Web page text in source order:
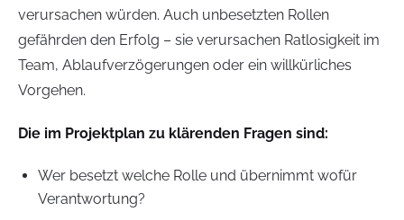
verursachen würden. Auch unbesetzten Rollen
gefährden den Erfolg – sie verursachen Ratlosigkeit im
Team, Ablaufverzögerungen oder ein willkürliches
Vorgehen.
Die im Projektplan zu klärenden Fragen sind:
Wer besetzt welche Rolle und übernimmt wofür
Verantwortung?